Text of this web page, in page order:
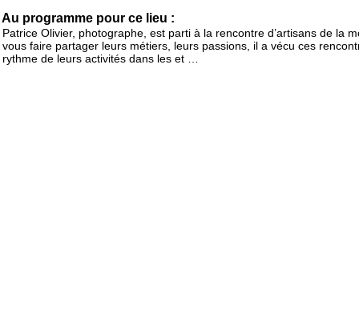
Au programme pour ce lieu :
Patrice Olivier, photographe, est parti à la rencontre d’artisans de la
vous faire partager leurs métiers, leurs passions, il a vécu ces
rythme de leurs activités dans les et …